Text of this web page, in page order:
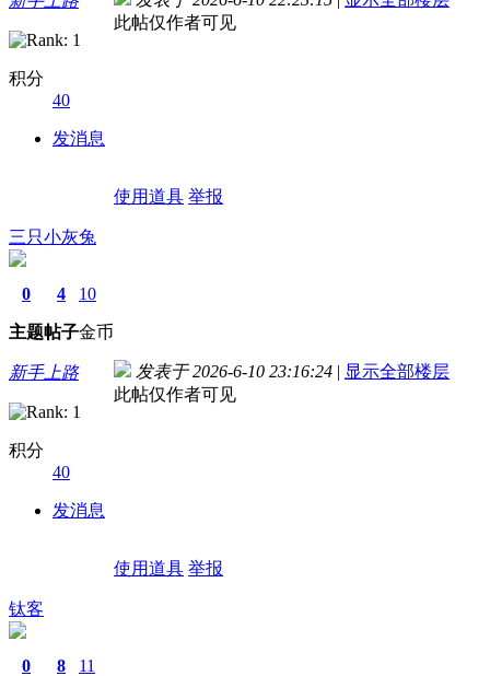
积分
40
发消息
此帖仅作者可见
使用道具 举报
三只小灰兔
0
主题
4
帖子
10
金币
新手上路
积分
40
发消息
发表于 2026-6-10 23:16:24 | 显示全部楼层
此帖仅作者可见
使用道具 举报
钛客
0 8 11